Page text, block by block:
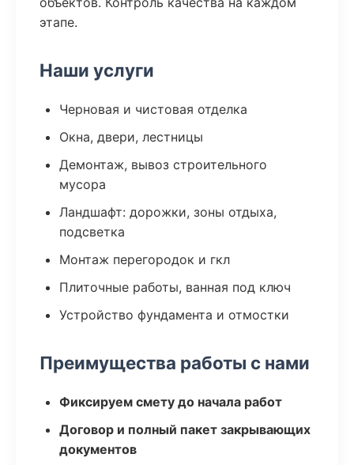
этапе.
Наши услуги
Черновая и чистовая отделка
Окна, двери, лестницы
Демонтаж, вывоз строительного
мусора
Ландшафт: дорожки, зоны отдыха,
подсветка
Монтаж перегородок и гкл
Плиточные работы, ванная под ключ
Устройство фундамента и отмостки
Преимущества работы с нами
Фиксируем смету до начала работ
Договор и полный пакет закрывающих
документов